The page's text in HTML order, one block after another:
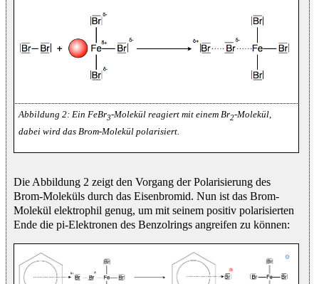
Ein FeBr3-Molekül reagiert mit einem Br2-Molekül,
dabei wird das Brom-Molekül polarisiert.
Die Abbildung 2 zeigt den Vorgang der Polarisierung des
Brom-Moleküls durch das Eisenbromid. Nun ist das Brom-
Molekül elektrophil genug, um mit seinem positiv polarisierten
Ende die pi-Elektronen des Benzolrings angreifen zu können: